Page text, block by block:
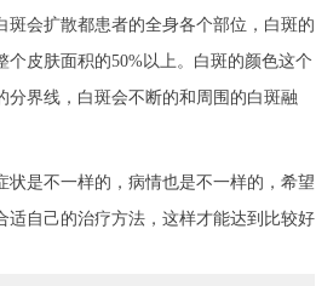
会扩散都患者的全身各个部位，白斑的
皮肤面积的50%以上。白斑的颜色这个
界线，白斑会不断的和周围的白斑融
是不一样的，病情也是不一样的，希望
适自己的治疗方法，这样才能达到比较好